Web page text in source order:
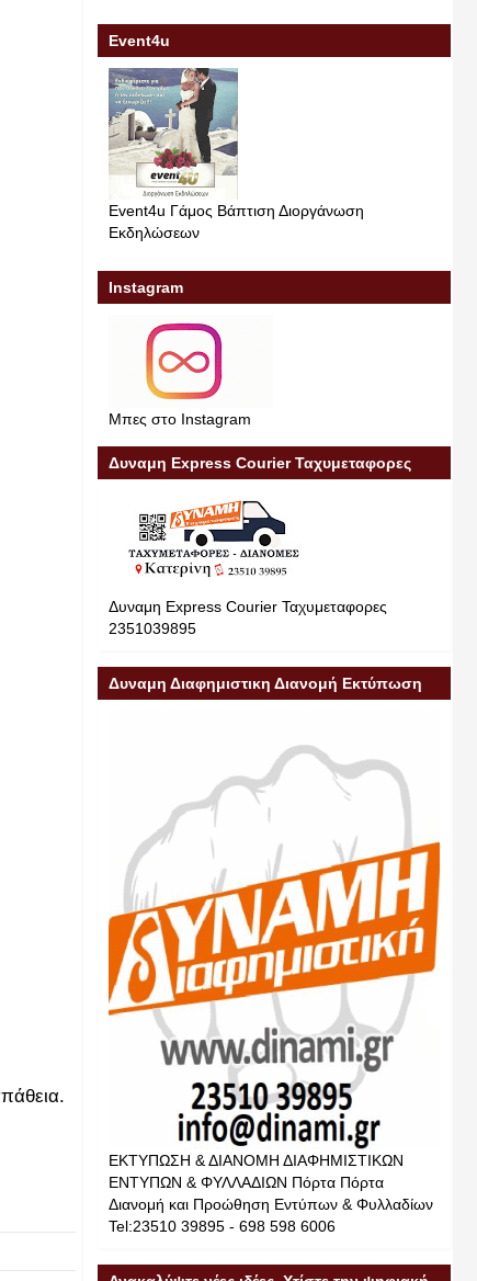
Event4u
Event4u Γάμος Βάπτιση Διοργάνωση
Εκδηλώσεων
Instagram
Μπες στο Instagram
Δυναμη Express Courier Ταχυμεταφορες
Δυναμη Express Courier Ταχυμεταφορες
2351039895
Δυναμη Διαφημιστικη Διανομή Εκτύπωση
ΕΚΤΥΠΩΣΗ & ΔΙΑΝΟΜΗ ΔΙΑΦΗΜΙΣΤΙΚΩΝ
ΕΝΤΥΠΩΝ & ΦΥΛΛΑΔΙΩΝ Πόρτα Πόρτα
Διανομή και Προώθηση Εντύπων & Φυλλαδίων
Tel:23510 39895 - 698 598 6006